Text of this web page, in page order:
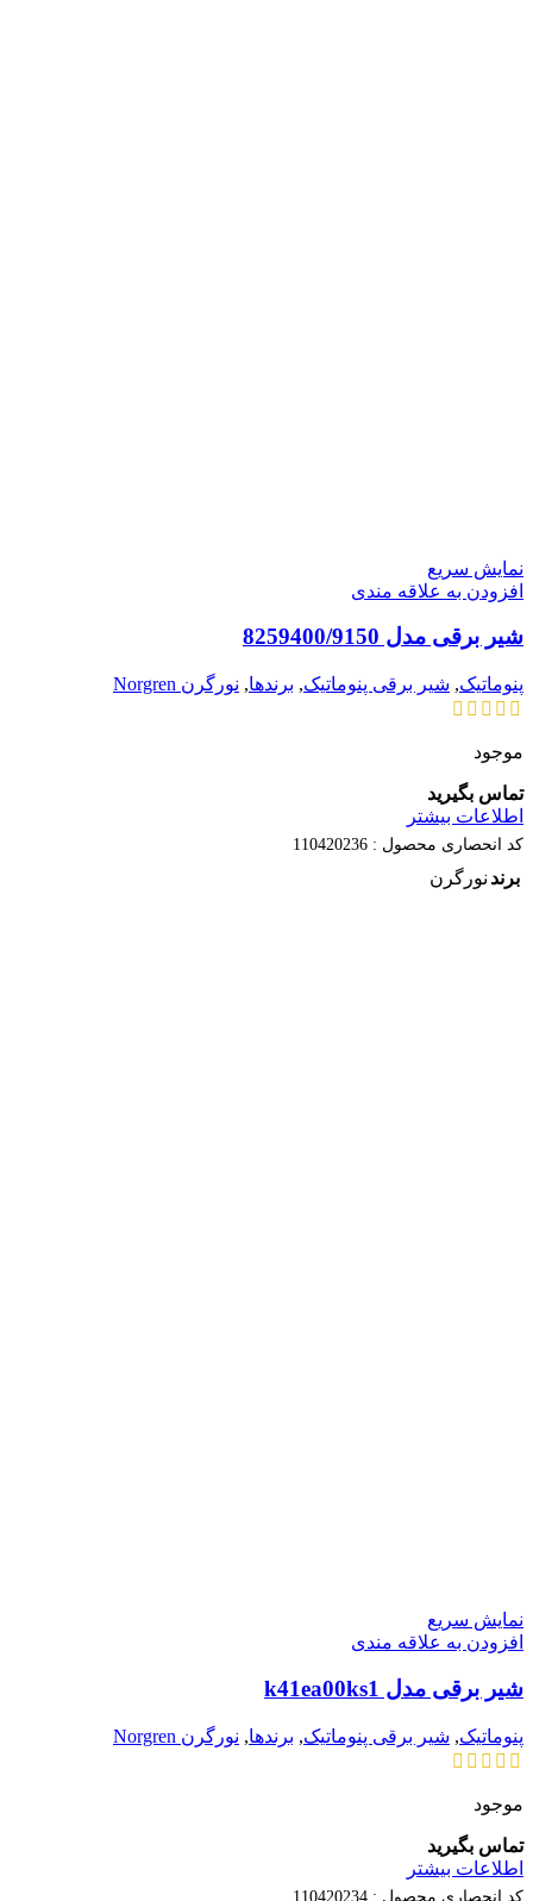
نمایش سریع
افزودن به علاقه مندی
شیر برقی مدل 8259400/9150
پنوماتیک, شیر برقی پنوماتیک, برندها, نورگرن Norgren
موجود
تماس بگیرید
اطلاعات بیشتر
کد انحصاری محصول : 110420236
برند نورگرن
نمایش سریع
افزودن به علاقه مندی
شیر برقی مدل k41ea00ks1
پنوماتیک, شیر برقی پنوماتیک, برندها, نورگرن Norgren
موجود
تماس بگیرید
اطلاعات بیشتر
کد انحصاری محصول : 110420234